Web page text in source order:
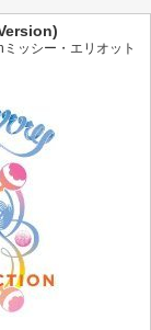
ッシー・エリオット